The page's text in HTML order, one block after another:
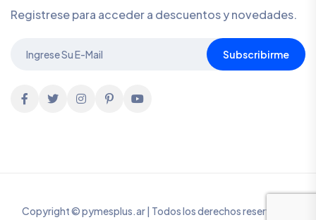
Registrese para acceder a descuentos y novedades.
Subscribirme
Copyright © pymesplus.ar | Todos los derechos reservados